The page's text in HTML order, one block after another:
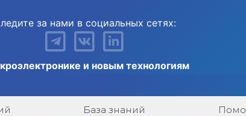
за нами в социальных сетях:
и новым технологиям
База знаний